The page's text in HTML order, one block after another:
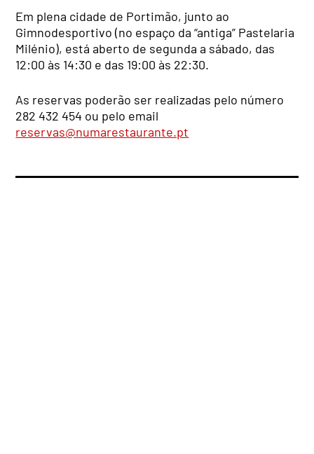
Em plena cidade de Portimão, junto ao
Gimnodesportivo (no espaço da “antiga” Pastelaria
Milénio), está aberto de segunda a sábado, das
12:00 às 14:30 e das 19:00 às 22:30.
As reservas poderão ser realizadas pelo número
282 432 454 ou pelo email
reservas@numarestaurante.pt